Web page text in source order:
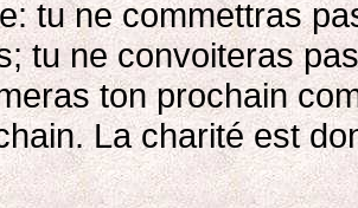
tu ne commettras
tu ne convoiteras
ton prochain
La charité est